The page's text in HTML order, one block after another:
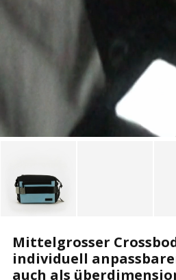
SPORT & TRAVEL
TOTE & SHOPPER
WALLETS & CARD HOLDER
POUCHES
LAPTOP SLEEVES
KEYHOLDERS
OTHER ACCESSORIES
Mittelgrosser
individuell
auch als